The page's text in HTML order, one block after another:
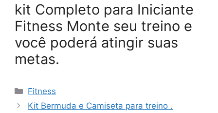
kit Completo para Iniciante
Fitness Monte seu treino e
você poderá atingir suas
metas.
Categorias
Fitness
Kit Bermuda e Camiseta para treino .